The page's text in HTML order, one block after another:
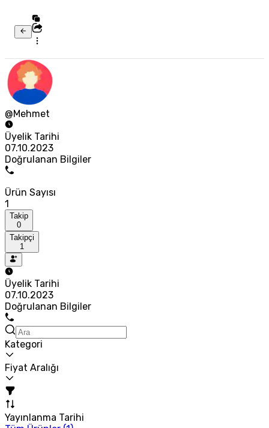
@Mehmet
Üyelik Tarihi
07.10.2023
Doğrulanan Bilgiler
Ürün Sayısı
1
Takip
0
Takipçi
1
Üyelik Tarihi
07.10.2023
Doğrulanan Bilgiler
Kategori
Fiyat Aralığı
Yayınlanma Tarihi